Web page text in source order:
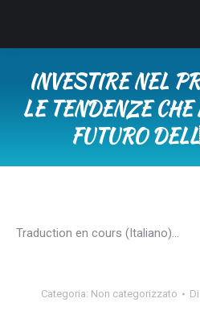
INVESTIRE NEL
LE TENDENZE
FUTURO
Traduction en cours (Italiano)…
Categoria: Non categorizzato Di